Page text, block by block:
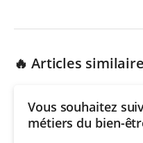
🔥 Articles
Vous souhaitez
métiers du bien-